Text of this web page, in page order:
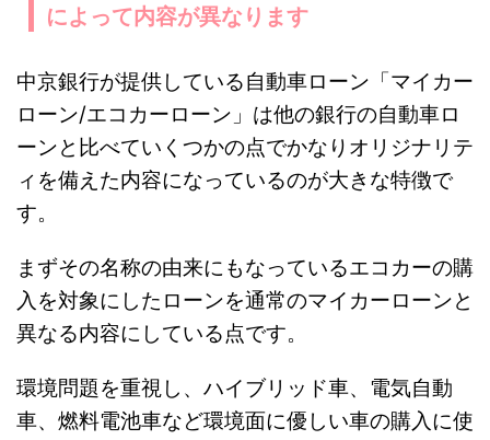
によって内容が異なります
中京銀行が提供している自動車ローン「マイカー
ローン/エコカーローン」は他の銀行の自動車ロ
ーンと比べていくつかの点でかなりオリジナリテ
ィを備えた内容になっているのが大きな特徴で
す。
まずその名称の由来にもなっているエコカーの購
入を対象にしたローンを通常のマイカーローンと
異なる内容にしている点です。
環境問題を重視し、ハイブリッド車、電気自動
車、燃料電池車など環境面に優しい車の購入に使